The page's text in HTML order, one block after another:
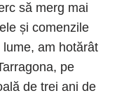
să merg mai
și comenzile
am hotărât
pe
de trei ani de